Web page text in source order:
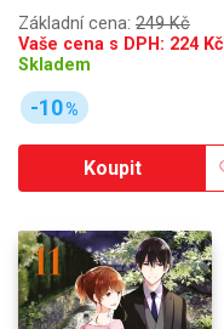
Základní cena: 249 Kč
Vaše cena s DPH: 224Kč
Skladem
-10%
Koupit